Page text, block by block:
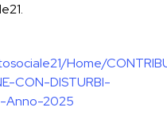
Home/
CON-DISTURBI-
Anno-2025